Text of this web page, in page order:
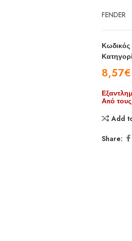
FENDER
Κωδικός
8,57€
Από
Add
Share: